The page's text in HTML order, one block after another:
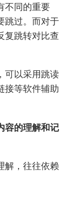
不同的重要
跳过。而对于
复跳转对比查
可以采用跳读
接等软件辅助
容的理解和记
解，往往依赖